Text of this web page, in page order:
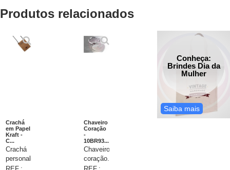
Produtos relacionados
Crachá
em Papel
Kraft -
C...
Crachá
personalizado
com
Chaveiro
Coração
-
10BR93...
Chaveiro
coração.
Alumínio.
Conheça:
Brindes Dia da
Mulher
Saiba mais